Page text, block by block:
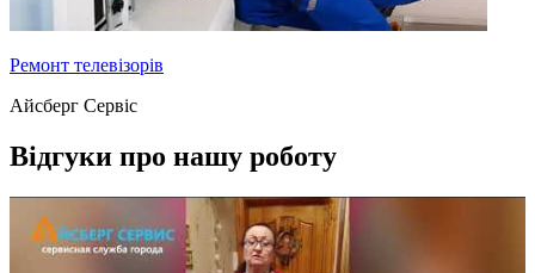
Ремонт телевізорів
Айсберг Сервіс
Відгуки про нашу роботу